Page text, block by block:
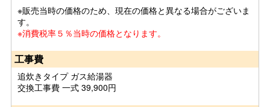
※販売当時の価格のため、現在の価格と異なる場合がございま
す。
※消費税率５％当時の価格となります。
工事費
追炊きタイプ ガス給湯器
交換工事費 一式 39,900円